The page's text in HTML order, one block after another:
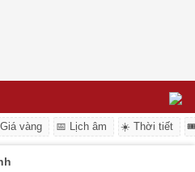
vàng 📅 Lịch âm ☀️ Thời tiết